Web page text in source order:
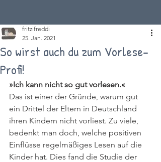
So wirst auch du zum Vorlese-
Profi!
fritzifreddi
25. Jan. 2021
»Ich kann nicht so gut vorlesen.«
Das ist einer der Gründe, warum gut
ein Drittel der Eltern in Deutschland
ihren Kindern nicht vorliest. Zu viele,
bedenkt man doch, welche positiven
Einflüsse regelmäßiges Lesen auf die
Kinder hat. Dies fand die Studie der